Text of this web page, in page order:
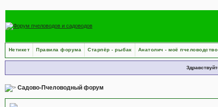
Нетикет Правила форума Старпёр - рыбак Анатолич - моё пчеловодство
Садово-Пчеловодный форум